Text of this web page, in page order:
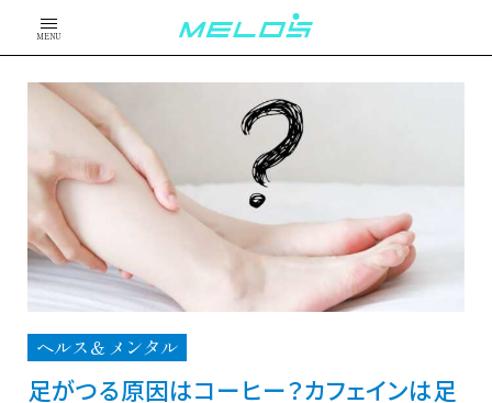
MENU
ヘルス＆メンタル
足がつる原因はコーヒー？カフェインは足